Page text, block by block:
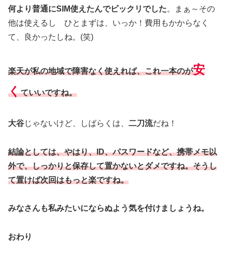
何より普通にSIM使えたんでビックリでした。まぁ～その
他は使えるし ひとまずは、いっか！費用もかからなく
て、良かったしね。(笑)
楽天が私の地域で障害なく使えれば、これ一本のが安
くていいですね。
大谷じゃないけど、しばらくは、 二刀流だね！
結論としては、やはり、ID、パスワードなど、携帯メモ以
外で、しっかりと保存して置かないとダメですね。そうし
て置けば次回はもっと楽ですね。
みなさんも私みたいにならぬよう気を付けましょうね。
おわり